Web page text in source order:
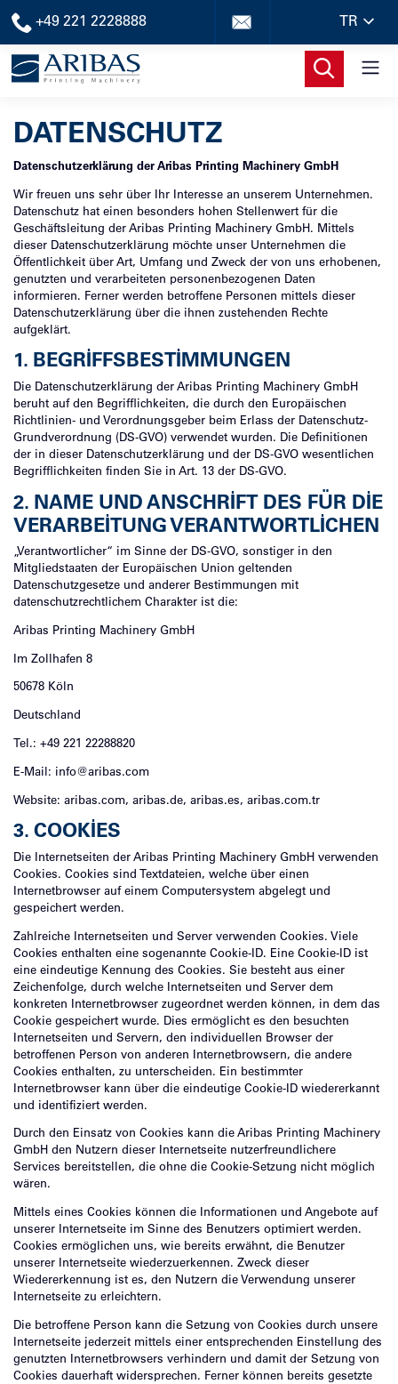
+49 221 2228888 TR
DATENSCHUTZ
Datenschutzerklärung der Aribas Printing Machinery GmbH
Wir freuen uns sehr über Ihr Interesse an unserem Unternehmen.
Datenschutz hat einen besonders hohen Stellenwert für die
Geschäftsleitung der Aribas Printing Machinery GmbH. Mittels
dieser Datenschutzerklärung möchte unser Unternehmen die
Öffentlichkeit über Art, Umfang und Zweck der von uns erhobenen,
genutzten und verarbeiteten personenbezogenen Daten
informieren. Ferner werden betroffene Personen mittels dieser
Datenschutzerklärung über die ihnen zustehenden Rechte
aufgeklärt.
1. BEGRIFFSBESTIMMUNGEN
Die Datenschutzerklärung der Aribas Printing Machinery GmbH
beruht auf den Begrifflichkeiten, die durch den Europäischen
Richtlinien- und Verordnungsgeber beim Erlass der Datenschutz-
Grundverordnung (DS-GVO) verwendet wurden. Die Definitionen
der in dieser Datenschutzerklärung und der DS-GVO wesentlichen
Begrifflichkeiten finden Sie in Art. 13 der DS-GVO.
2. NAME UND ANSCHRIFT DES FÜR DIE
VERARBEITUNG VERANTWORTLICHEN
„Verantwortlicher“ im Sinne der DS-GVO, sonstiger in den
Mitgliedstaaten der Europäischen Union geltenden
Datenschutzgesetze und anderer Bestimmungen mit
datenschutzrechtlichem Charakter ist die:
Aribas Printing Machinery GmbH
Im Zollhafen 8
50678 Köln
Deutschland
Tel.: +49 221 22288820
E-Mail: info@aribas.com
Website: aribas.com, aribas.de, aribas.es, aribas.com.tr
3. COOKIES
Die Internetseiten der Aribas Printing Machinery GmbH verwenden
Cookies. Cookies sind Textdateien, welche über einen
Internetbrowser auf einem Computersystem abgelegt und
gespeichert werden.
Zahlreiche Internetseiten und Server verwenden Cookies. Viele
Cookies enthalten eine sogenannte Cookie-ID. Eine Cookie-ID ist
eine eindeutige Kennung des Cookies. Sie besteht aus einer
Zeichenfolge, durch welche Internetseiten und Server dem
konkreten Internetbrowser zugeordnet werden können, in dem das
Cookie gespeichert wurde. Dies ermöglicht es den besuchten
Internetseiten und Servern, den individuellen Browser der
betroffenen Person von anderen Internetbrowsern, die andere
Cookies enthalten, zu unterscheiden. Ein bestimmter
Internetbrowser kann über die eindeutige Cookie-ID wiedererkannt
und identifiziert werden.
Durch den Einsatz von Cookies kann die Aribas Printing Machinery
GmbH den Nutzern dieser Internetseite nutzerfreundlichere
Services bereitstellen, die ohne die Cookie-Setzung nicht möglich
wären.
Mittels eines Cookies können die Informationen und Angebote auf
unserer Internetseite im Sinne des Benutzers optimiert werden.
Cookies ermöglichen uns, wie bereits erwähnt, die Benutzer
unserer Internetseite wiederzuerkennen. Zweck dieser
Wiedererkennung ist es, den Nutzern die Verwendung unserer
Internetseite zu erleichtern.
Die betroffene Person kann die Setzung von Cookies durch unsere
Internetseite jederzeit mittels einer entsprechenden Einstellung des
genutzten Internetbrowsers verhindern und damit der Setzung von
Cookies dauerhaft widersprechen. Ferner können bereits gesetzte